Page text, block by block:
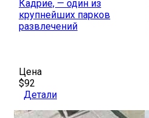
Кадрие, — один из
крупнейших парков
развлечений
Цена
$92
Детали